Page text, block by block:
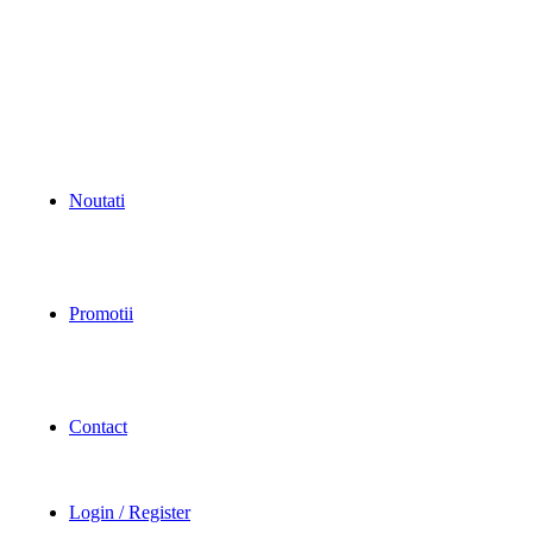
Noutati
Promotii
Contact
Login / Register